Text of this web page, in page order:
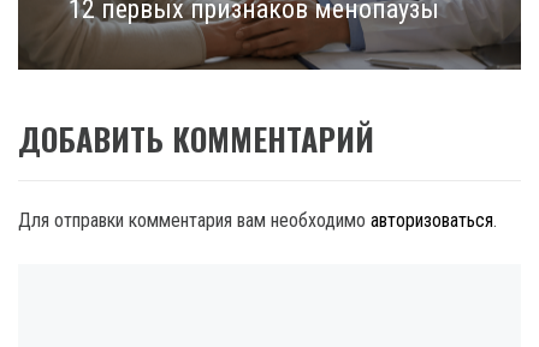
12 первых признаков менопаузы
ДОБАВИТЬ КОММЕНТАРИЙ
Для отправки комментария вам необходимо авторизоваться.